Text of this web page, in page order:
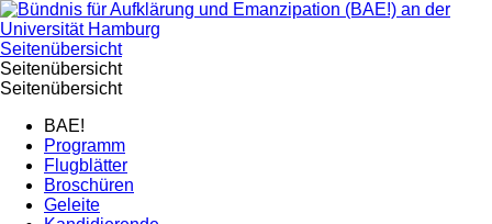
Seitenübersicht
Seitenübersicht
Seitenübersicht
BAE!
Programm
Flugblätter
Broschüren
Geleite